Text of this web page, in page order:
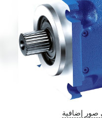
إضافية